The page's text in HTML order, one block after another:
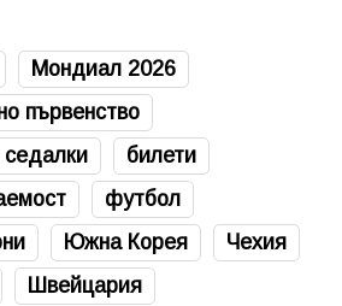
Мондиал 2026
първенство
седалки
билети
футбол
Южна Корея
Чехия
Швейцария